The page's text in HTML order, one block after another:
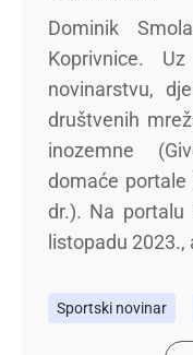
Dominik
Koprivnice.
novinarstvu,
društvenih
inozemne
domaće
dr.). Na portalu
listopadu
Sportski novinar